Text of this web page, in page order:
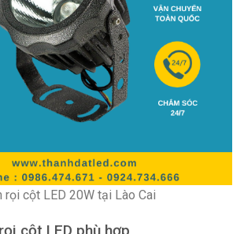
rọi cột LED 20W tại Lào Cai